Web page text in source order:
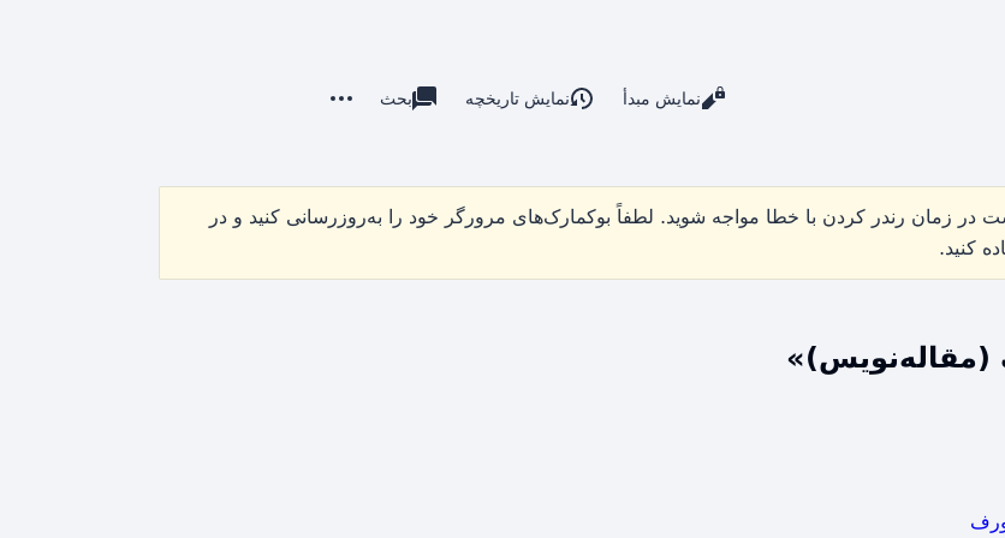
بازدیدها
خواندن نمایش مبدأ نمایش تاریخچه بحث
زمان رندر کردن با خطا مواجه شوید. لطفاً بوکمارک‌های مرورگر خود را به‌روزرسانی کنید و در
کنید.
(مقاله‌نویس)»